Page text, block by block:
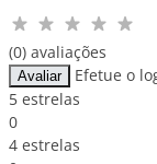
(0) avaliações
Avaliar
Efetue o
5 estrelas
0
4 estrelas